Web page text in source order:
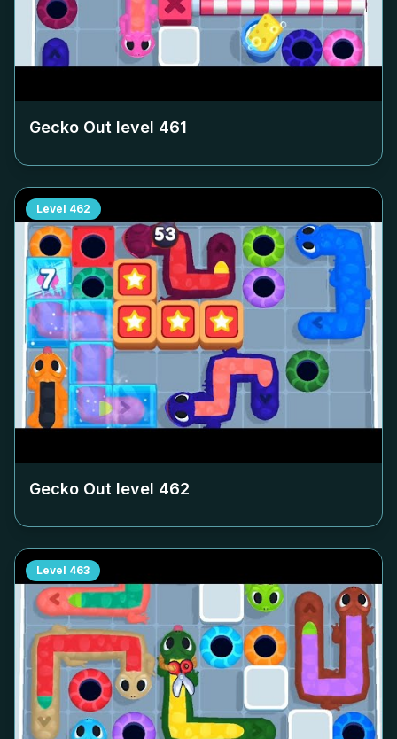
Gecko Out level 461
Level 462
Gecko Out level 462
Level 463